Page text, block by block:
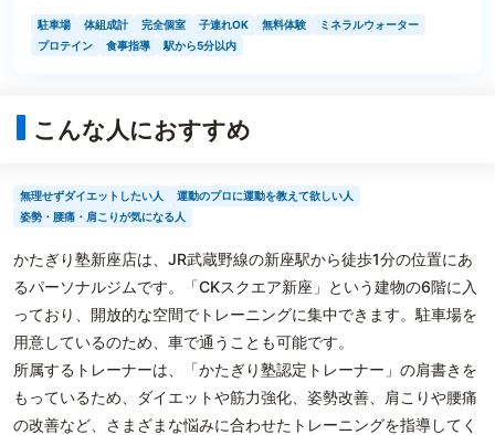
駐車場 体組成計 完全個室 子連れOK 無料体験
ミネラルウォーター
プロテイン
食事指導 駅から5分以内
こんな人におすすめ
無理せずダイエットしたい人
運動のプロに運動を教えて欲しい人
姿勢・腰痛・肩こりが気になる人
かたぎり塾新座店は、JR武蔵野線の新座駅から徒歩1分の位置にあ
るパーソナルジムです。「CKスクエア新座」という建物の6階に入
っており、開放的な空間でトレーニングに集中できます。駐車場を
用意しているのため、車で通うことも可能です。
所属するトレーナーは、「かたぎり塾認定トレーナー」の肩書きを
もっているため、ダイエットや筋力強化、姿勢改善、肩こりや腰痛
の改善など、さまざまな悩みに合わせたトレーニングを指導してく